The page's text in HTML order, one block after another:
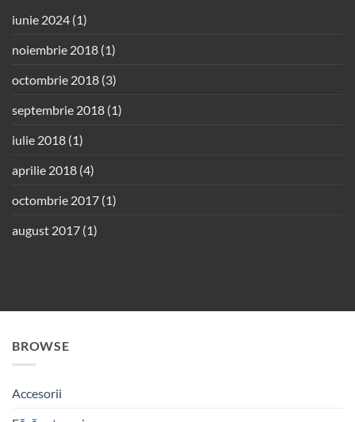
iunie 2024 (1)
noiembrie 2018 (1)
octombrie 2018 (3)
septembrie 2018 (1)
iulie 2018 (1)
aprilie 2018 (4)
octombrie 2017 (1)
august 2017 (1)
BROWSE
Accesorii